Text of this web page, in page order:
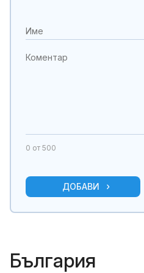
0 от 500
ДОБАВИ
България